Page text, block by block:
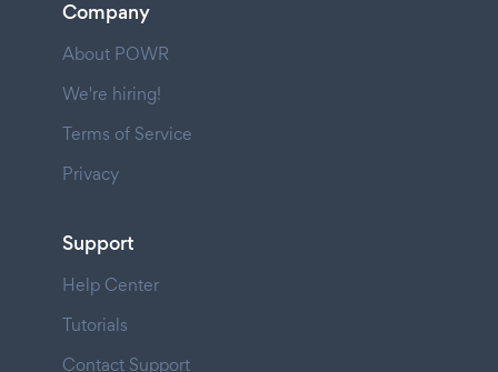
Company
About POWR
We're hiring!
Terms of Service
Privacy
Support
Help Center
Tutorials
Contact Support